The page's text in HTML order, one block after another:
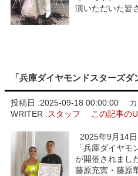
演いただいた皆
「兵庫ダイヤモンドスターズ
投稿日 :2025-09-18 00:00:00
WRITER :スタッフ この記事の
2025年9月14
「兵庫ダイヤモ
が開催されまし
藤原充寅・藤原